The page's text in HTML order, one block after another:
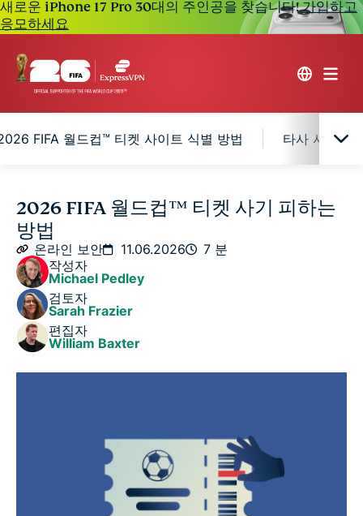
새로운 iPhone 17 Pro 30대의 주인공을 찾습니다!가입하고
응모하세요
FIFA 월드컵™ 티켓 사이트 식별 방법 타사 사이트
사기꾼들이 2026 FIFA 월드컵™ 팬들을 노리는 이유
흔히 발생하는 2026 FIFA 월드컵™ 티켓 사기
가짜 2026 FIFA 월드컵™ 티켓 사이트 식별 방법
타사 사이트에서 구매할 때의 위험
2026 FIFA 월드컵™ 티켓 사기 피하는
방법
온라인 보안 11.06.2026
7 분
작성자
Michael Pedley
검토자
Sarah Frazier
편집자
William Baxter